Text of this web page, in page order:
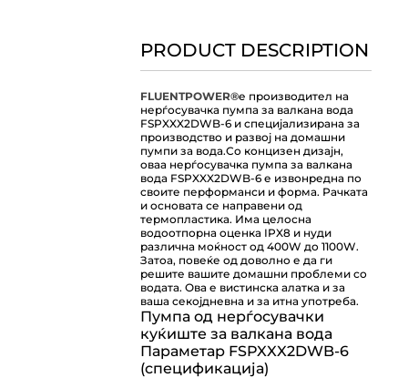
PRODUCT DESCRIPTION
FLUENTPOWER®е производител на
нерѓосувачка пумпа за валкана вода
FSPXXX2DWB-6 и специјализирана за
производство и развој на домашни
пумпи за вода.Со концизен дизајн,
оваа нерѓосувачка пумпа за валкана
вода FSPXXX2DWB-6 е извонредна по
своите перформанси и форма. Рачката
и основата се направени од
термопластика. Има целосна
водоотпорна оценка IPX8 и нуди
различна моќност од 400W до 1100W.
Затоа, повеќе од доволно е да ги
решите вашите домашни проблеми со
водата. Ова е вистинска алатка и за
ваша секојдневна и за итна употреба.
Пумпа од нерѓосувачки
куќиште за валкана вода
Параметар FSPXXX2DWB-6
(спецификација)